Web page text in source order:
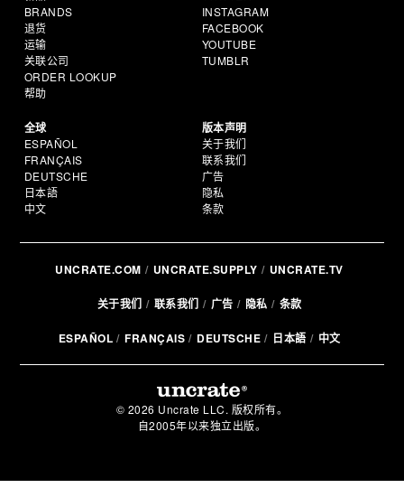
BRANDS
退货
运输
关联公司
ORDER LOOKUP
帮助
INSTAGRAM
FACEBOOK
YOUTUBE
TUMBLR
全球
ESPAÑOL
FRANÇAIS
DEUTSCHE
日本語
中文
版本声明
关于我们
联系我们
广告
隐私
条款
UNCRATE.COM UNCRATE.SUPPLY UNCRATE.TV
关于我们 联系我们 广告 隐私 条款
ESPAÑOL FRANÇAIS DEUTSCHE 日本語 中文
© 2026 Uncrate LLC. 版权所有。
自2005年以来独立出版。